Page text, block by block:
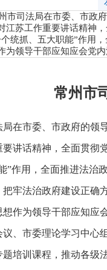
市司法局在市委、市政
江苏工作重要讲话精神
统抓、五大职能”作用
为领导干部应知应会党
常州市
局在市委、市政府的
讲话精神，全面贯彻
”作用，全面推进法治
牢法治政府建设正确
作为领导干部应知应
、市委理论学习中心
培训课程，推动各级